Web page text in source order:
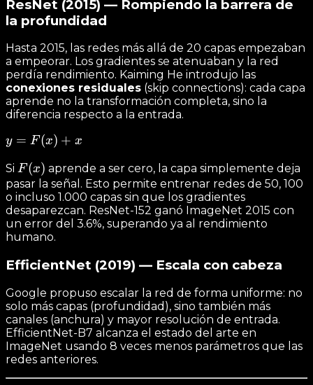
ResNet (2015) — Rompiendo la barrera de
la profundidad
Hasta 2015, las redes más allá de 20 capas empezaban
a empeorar. Los gradientes se atenuaban y la red
perdía rendimiento. Kaiming He introdujo las
conexiones residuales (skip connections): cada capa
aprende no la transformación completa, sino la
diferencia respecto a la entrada.
y =
+ x
y = F(x) + x
Si F(x)
F (x) aprende a ser cero, la capa simplemente deja
pasar la señal. Esto permite entrenar redes de 50, 100
o incluso 1.000 capas sin que los gradientes
desaparezcan. ResNet-152 ganó ImageNet 2015 con
un error del 3.6%, superando ya al rendimiento
humano.
EfficientNet (2019) — Escala con cabeza
Google propuso escalar la red de forma uniforme: no
solo más capas (profundidad), sino también más
canales (anchura) y mayor resolución de entrada.
EfficientNet-B7 alcanza el estado del arte en
ImageNet usando 8 veces menos parámetros que las
redes anteriores.